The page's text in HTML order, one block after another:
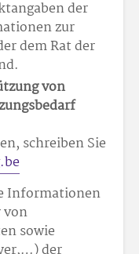
der
zur
dem Rat der
von
schreiben Sie
Informationen
von
sowie